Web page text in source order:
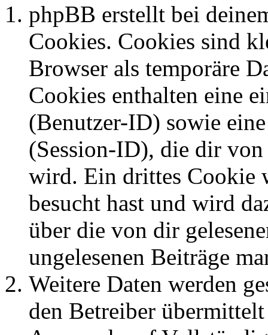
phpBB erstellt bei
Cookies. Cookies sind
Browser als temporäre
Cookies enthalten eine
(Benutzer-ID) sowie
(Session-ID), die dir
wird. Ein drittes Cookie
besucht hast und wird
über die von dir
ungelesenen Beiträge
Weitere Daten werden
den Betreiber